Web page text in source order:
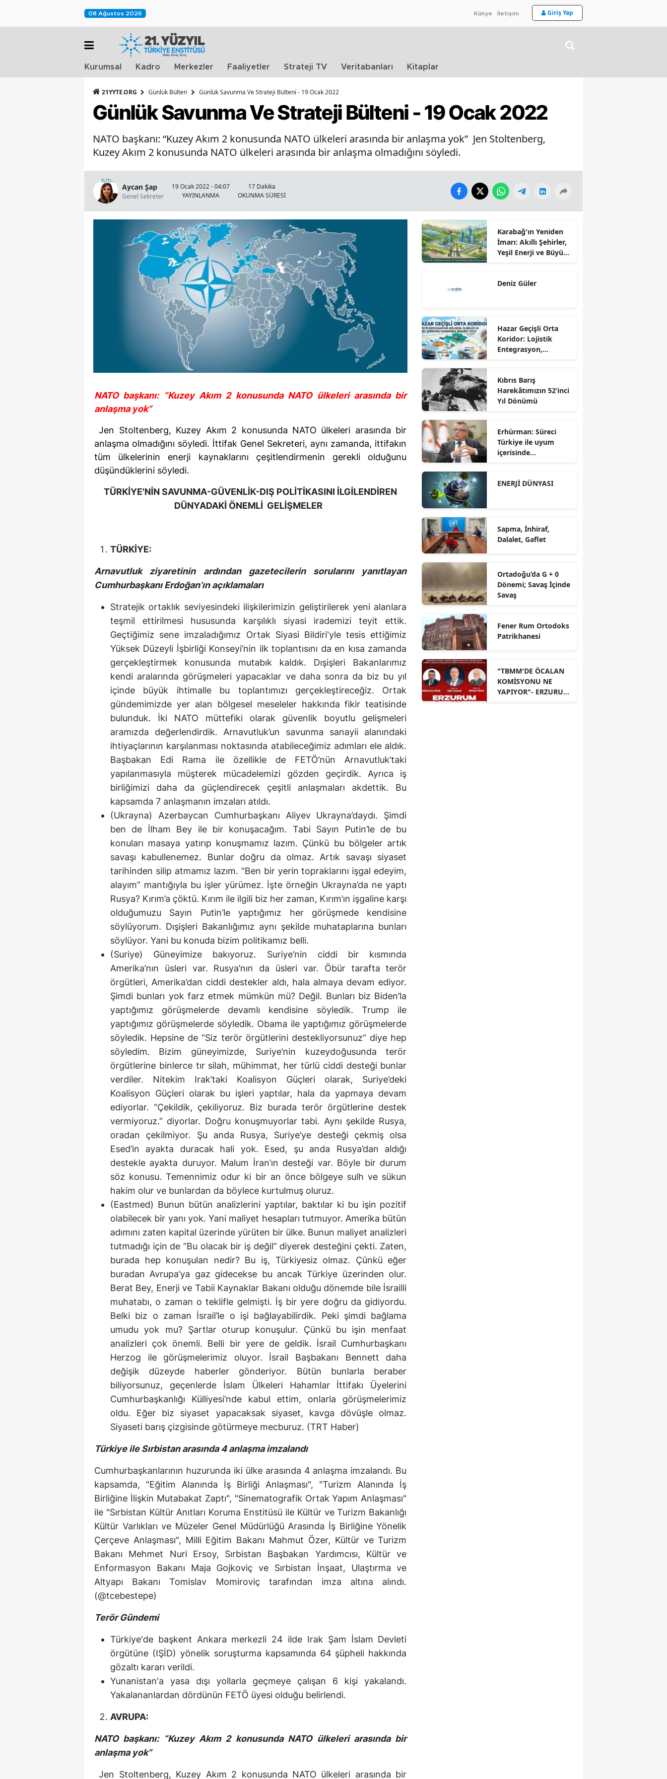
08 Ağustos 2026 Künye İletişim Giriş Yap
Kurumsal Kadro Merkezler Faaliyetler Strateji TV Veritabanları Kitaplar
21YYTE.ORG Günlük Bülten Günlük Savunma Ve Strateji Bülteni - 19 Ocak 2022
Günlük Savunma Ve Strateji Bülteni - 19 Ocak 2022
NATO başkanı: “Kuzey Akım 2 konusunda NATO ülkeleri arasında bir anlaşma yok” Jen Stoltenberg,
Kuzey Akım 2 konusunda NATO ülkeleri arasında bir anlaşma olmadığını söyledi.
Aycan Şap
Genel Sekreter
19 Ocak 2022 - 04:07
YAYINLANMA
17 Dakika
OKUNMA SÜRESİ
NATO başkanı: “Kuzey Akım 2 konusunda NATO ülkeleri arasında bir
anlaşma yok”
Jen Stoltenberg, Kuzey Akım 2 konusunda NATO ülkeleri arasında bir
anlaşma olmadığını söyledi. İttifak Genel Sekreteri, aynı zamanda, ittifakın
tüm ülkelerinin enerji kaynaklarını çeşitlendirmenin gerekli olduğunu
düşündüklerini söyledi.
TÜRKİYE'NİN SAVUNMA-GÜVENLİK-DIŞ POLİTİKASINI İLGİLENDİREN
DÜNYADAKİ ÖNEMLİ GELİŞMELER
TÜRKİYE:
Arnavutluk ziyaretinin ardından gazetecilerin sorularını yanıtlayan
Cumhurbaşkanı Erdoğan’ın açıklamaları
Stratejik ortaklık seviyesindeki ilişkilerimizin geliştirilerek yeni alanlara
teşmil ettirilmesi hususunda karşılıklı siyasi irademizi teyit ettik.
Geçtiğimiz sene imzaladığımız Ortak Siyasi Bildiri'yle tesis ettiğimiz
Yüksek Düzeyli İşbirliği Konseyi’nin ilk toplantısını da en kısa zamanda
gerçekleştirmek konusunda mutabık kaldık. Dışişleri Bakanlarımız
kendi aralarında görüşmeleri yapacaklar ve daha sonra da biz bu yıl
içinde büyük ihtimalle bu toplantımızı gerçekleştireceğiz. Ortak
gündemimizde yer alan bölgesel meseleler hakkında fikir teatisinde
bulunduk. İki NATO müttefiki olarak güvenlik boyutlu gelişmeleri
aramızda değerlendirdik. Arnavutluk’un savunma sanayii alanındaki
ihtiyaçlarının karşılanması noktasında atabileceğimiz adımları ele aldık.
Başbakan Edi Rama ile özellikle de FETÖ’nün Arnavutluk’taki
yapılanmasıyla müşterek mücadelemizi gözden geçirdik. Ayrıca iş
birliğimizi daha da güçlendirecek çeşitli anlaşmaları akdettik. Bu
kapsamda 7 anlaşmanın imzaları atıldı.
(Ukrayna) Azerbaycan Cumhurbaşkanı Aliyev Ukrayna’daydı. Şimdi
ben de İlham Bey ile bir konuşacağım. Tabi Sayın Putin’le de bu
konuları masaya yatırıp konuşmamız lazım. Çünkü bu bölgeler artık
savaşı kabullenemez. Bunlar doğru da olmaz. Artık savaşı siyaset
tarihinden silip atmamız lazım. “Ben bir yerin topraklarını işgal edeyim,
alayım” mantığıyla bu işler yürümez. İşte örneğin Ukrayna’da ne yaptı
Rusya? Kırım’a çöktü. Kırım ile ilgili biz her zaman, Kırım’ın işgaline karşı
olduğumuzu Sayın Putin’le yaptığımız her görüşmede kendisine
söylüyorum. Dışişleri Bakanlığımız aynı şekilde muhataplarına bunları
söylüyor. Yani bu konuda bizim politikamız belli.
(Suriye) Güneyimize bakıyoruz. Suriye’nin ciddi bir kısmında
Amerika’nın üsleri var. Rusya’nın da üsleri var. Öbür tarafta terör
örgütleri, Amerika’dan ciddi destekler aldı, hala almaya devam ediyor.
Şimdi bunları yok farz etmek mümkün mü? Değil. Bunları biz Biden’la
yaptığımız görüşmelerde devamlı kendisine söyledik. Trump ile
yaptığımız görüşmelerde söyledik. Obama ile yaptığımız görüşmelerde
söyledik. Hepsine de “Siz terör örgütlerini destekliyorsunuz” diye hep
söyledim. Bizim güneyimizde, Suriye’nin kuzeydoğusunda terör
örgütlerine binlerce tır silah, mühimmat, her türlü ciddi desteği bunlar
verdiler. Nitekim Irak’taki Koalisyon Güçleri olarak, Suriye’deki
Koalisyon Güçleri olarak bu işleri yaptılar, hala da yapmaya devam
ediyorlar. “Çekildik, çekiliyoruz. Biz burada terör örgütlerine destek
vermiyoruz.” diyorlar. Doğru konuşmuyorlar tabi. Aynı şekilde Rusya,
oradan çekilmiyor. Şu anda Rusya, Suriye’ye desteği çekmiş olsa
Esed’in ayakta duracak hali yok. Esed, şu anda Rusya’dan aldığı
destekle ayakta duruyor. Malum İran’ın desteği var. Böyle bir durum
söz konusu. Temennimiz odur ki bir an önce bölgeye sulh ve sükun
hakim olur ve bunlardan da böylece kurtulmuş oluruz.
(Eastmed) Bunun bütün analizlerini yaptılar, baktılar ki bu işin pozitif
olabilecek bir yanı yok. Yani maliyet hesapları tutmuyor. Amerika bütün
adımını zaten kapital üzerinde yürüten bir ülke. Bunun maliyet analizleri
tutmadığı için de “Bu olacak bir iş değil” diyerek desteğini çekti. Zaten,
burada hep konuşulan nedir? Bu iş, Türkiyesiz olmaz. Çünkü eğer
buradan Avrupa’ya gaz gidecekse bu ancak Türkiye üzerinden olur.
Berat Bey, Enerji ve Tabii Kaynaklar Bakanı olduğu dönemde bile İsrailli
muhatabı, o zaman o teklifle gelmişti. İş bir yere doğru da gidiyordu.
Belki biz o zaman İsrail’le o işi bağlayabilirdik. Peki şimdi bağlama
umudu yok mu? Şartlar oturup konuşulur. Çünkü bu işin menfaat
analizleri çok önemli. Belli bir yere de geldik. İsrail Cumhurbaşkanı
Herzog ile görüşmelerimiz oluyor. İsrail Başbakanı Bennett daha
değişik düzeyde haberler gönderiyor. Bütün bunlarla beraber
biliyorsunuz, geçenlerde İslam Ülkeleri Hahamlar İttifakı Üyelerini
Cumhurbaşkanlığı Külliyesi’nde kabul ettim, onlarla görüşmelerimiz
oldu. Eğer biz siyaset yapacaksak siyaset, kavga dövüşle olmaz.
Siyaseti barış çizgisinde götürmeye mecburuz. (TRT Haber)
Türkiye ile Sırbistan arasında 4 anlaşma imzalandı
Cumhurbaşkanlarının huzurunda iki ülke arasında 4 anlaşma imzalandı. Bu
kapsamda, "Eğitim Alanında İş Birliği Anlaşması", "Turizm Alanında İş
Birliğine İlişkin Mutabakat Zaptı", "Sinematografik Ortak Yapım Anlaşması"
ile "Sırbistan Kültür Anıtları Koruma Enstitüsü ile Kültür ve Turizm Bakanlığı
Kültür Varlıkları ve Müzeler Genel Müdürlüğü Arasında İş Birliğine Yönelik
Çerçeve Anlaşması", Milli Eğitim Bakanı Mahmut Özer, Kültür ve Turizm
Bakanı Mehmet Nuri Ersoy, Sırbistan Başbakan Yardımcısı, Kültür ve
Enformasyon Bakanı Maja Gojkoviç ve Sırbistan İnşaat, Ulaştırma ve
Altyapı Bakanı Tomislav Momiroviç tarafından imza altına alındı.
(@tcebestepe)
Terör Gündemi
Türkiye'de başkent Ankara merkezli 24 ilde Irak Şam İslam Devleti
örgütüne (IŞİD) yönelik soruşturma kapsamında 64 şüpheli hakkında
gözaltı kararı verildi.
Yunanistan'a yasa dışı yollarla geçmeye çalışan 6 kişi yakalandı.
Yakalananlardan dördünün FETÖ üyesi olduğu belirlendi.
AVRUPA:
NATO başkanı: “Kuzey Akım 2 konusunda NATO ülkeleri arasında bir
anlaşma yok”
Jen Stoltenberg, Kuzey Akım 2 konusunda NATO ülkeleri arasında bir
Karabağ'ın Yeniden
İmarı: Akıllı Şehirler,
Yeşil Enerji ve Büyük
Sürdürülebilir
Deniz Güler
Hazar Geçişli Orta
Koridor: Lojistik
Entegrasyon,
Karşısında Rekabet
Gücü
Kıbrıs Barış
Harekâtımızın 52’inci
Yıl Dönümü
Erhürman: Süreci
Türkiye ile uyum
içerisinde
ENERJİ DÜNYASI
Sapma, İnhiraf,
Dalalet, Gaflet
Ortadoğu’da G + 0
Dönemi; Savaş İçinde
Savaş
Fener Rum Ortodoks
Patrikhanesi
"TBMM'DE ÖCALAN
KOMİSYONU NE
YAPIYOR"- ERZURUM